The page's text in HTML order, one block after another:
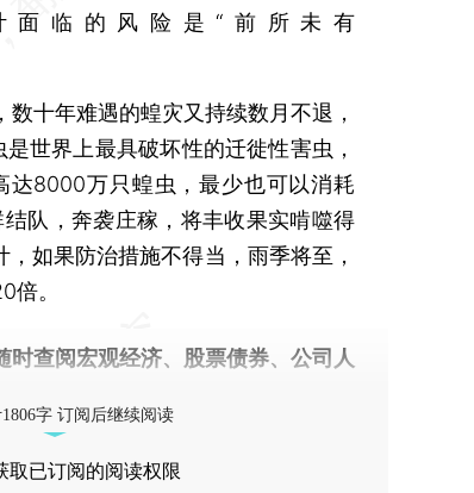
面临的风险是“前所未有
十年难遇的蝗灾又持续数月不退，
是世界上最具破坏性的迁徙性害虫，
达8000万只蝗虫，最少也可以消耗
队，奔袭庄稼，将丰收果实啃噬得
，如果防治措施不得当，雨季将至，
倍。
时查阅宏观经济、股票债券、公司人
字 订阅后继续阅读
取已订阅的阅读权限